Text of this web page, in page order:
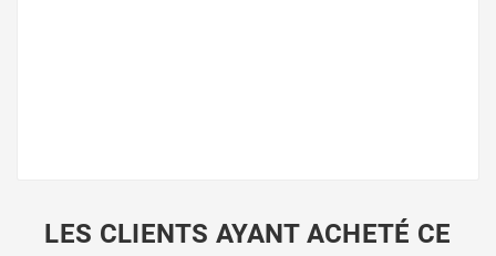
LES CLIENTS AYANT ACHETÉ CE